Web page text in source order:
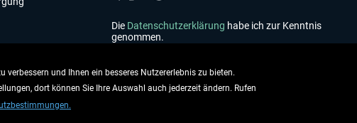
Die Datenschutzerklärung habe ich zur Kenntnis
genommen.
und Ihnen ein besseres Nutzererlebnis zu bieten.
dort können Sie Ihre Auswahl auch jederzeit ändern. Rufen